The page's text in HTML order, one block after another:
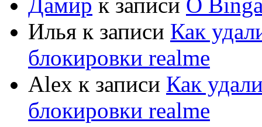
Дамир к записи О
Илья к записи Как
блокировки realme
Alex к записи Как
блокировки realme